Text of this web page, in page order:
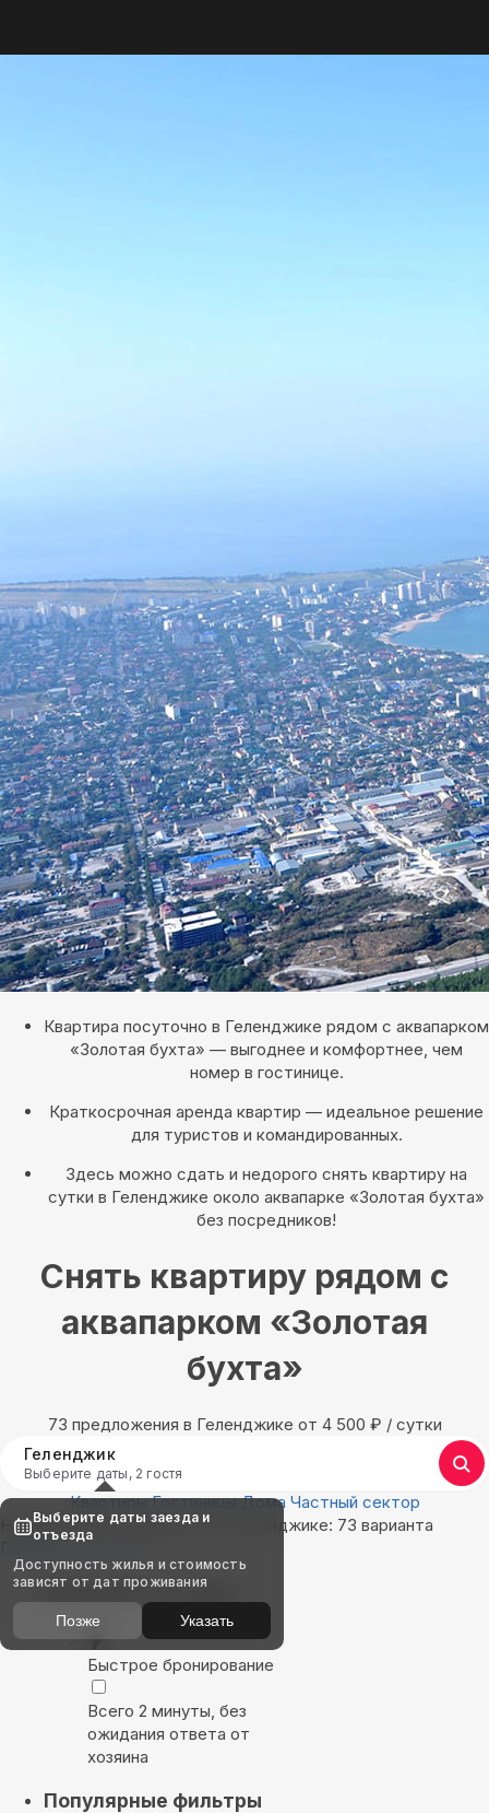
Квартира посуточно в Геленджике рядом с аквапарком
«Золотая бухта» — выгоднее и комфортнее, чем
номер в гостинице.
Краткосрочная аренда квартир — идеальное решение
для туристов и командированных.
Здесь можно сдать и недорого снять квартиру на
сутки в Геленджике около аквапарке «Золотая бухта»
без посредников!
Снять квартиру рядом с
аквапарком «Золотая
бухта»
73 предложения в Геленджике oт 4 500 ₽ / сутки
Геленджик
Выберите даты, 2 гостя
Квартиры Гостиницы Дома Частный сектор
Найдём, где остановиться в Геленджике: 73 варианта
Показать на карте
Выбирайте лучшее
Быстрое бронирование
Всего 2 минуты, без
ожидания ответа от
хозяина
Популярные фильтры
Выберите даты заезда и
отъезда
Доступность жилья и стоимость
зависят от дат проживания
Позже Указать